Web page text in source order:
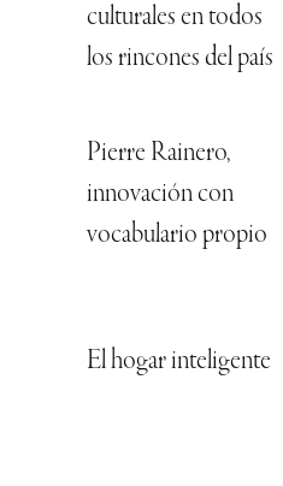
culturales en todos
los rincones del país
Pierre Rainero,
innovación con
vocabulario propio
El hogar inteligente